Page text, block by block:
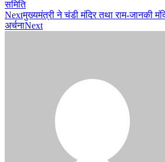
समिति
Nextमुख्यमंत्री ने चंडी मंदिर तथा राम-जानकी
अर्चनाNext